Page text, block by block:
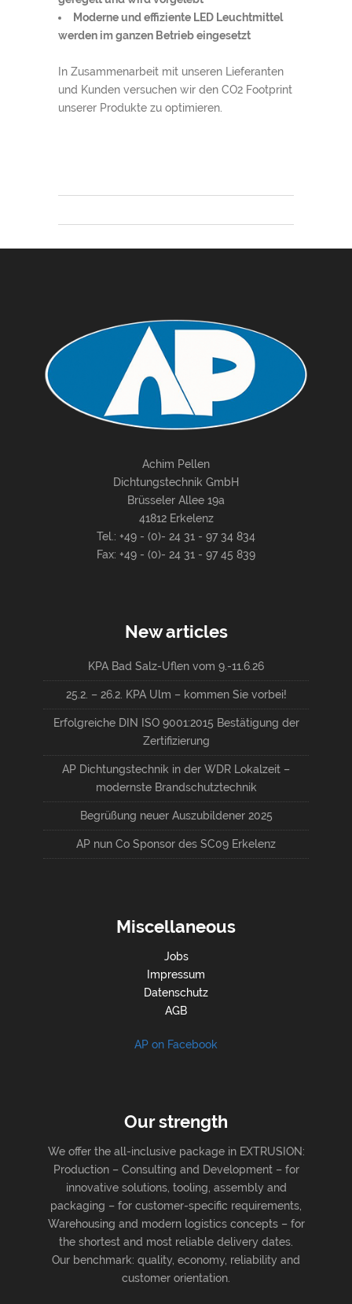
Moderne und effiziente LED Leuchtmittel
werden im ganzen Betrieb eingesetzt
In Zusammenarbeit mit unseren Lieferanten
und Kunden versuchen wir den CO2 Footprint
unserer Produkte zu optimieren.
Achim Pellen
Dichtungstechnik GmbH
Brüsseler Allee 19a
41812 Erkelenz
Tel.: +49 - (0)- 24 31 - 97 34 834
Fax: +49 - (0)- 24 31 - 97 45 839
New articles
KPA Bad Salz-Uflen vom 9.-11.6.26
25.2. – 26.2. KPA Ulm – kommen Sie vorbei!
Erfolgreiche DIN ISO 9001:2015 Bestätigung der
Zertifizierung
AP Dichtungstechnik in der WDR Lokalzeit –
modernste Brandschutztechnik
Begrüßung neuer Auszubildener 2025
AP nun Co Sponsor des SC09 Erkelenz
Miscellaneous
Jobs
Impressum
Datenschutz
AGB
AP on Facebook
Our strength
We offer the all-inclusive package in EXTRUSION:
Production – Consulting and Development – for
innovative solutions, tooling, assembly and
packaging – for customer-specific requirements,
Warehousing and modern logistics concepts – for
the shortest and most reliable delivery dates.
Our benchmark: quality, economy, reliability and
customer orientation.